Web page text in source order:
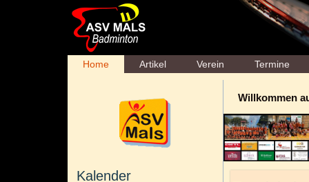
Home Artikel Verein Termine
Kalender
Willkommen